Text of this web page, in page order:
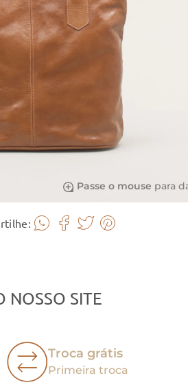
Passe o mouse para
NOSSO SITE
Troca grátis
Primeira troca